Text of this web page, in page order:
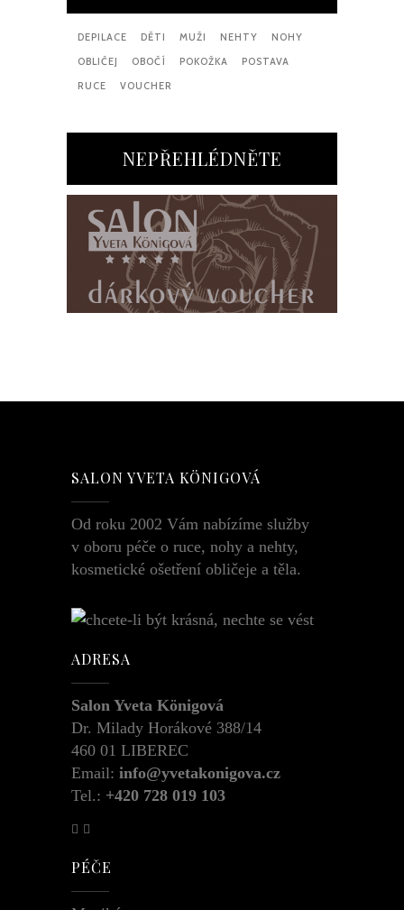
DEPILACE DĚTI MUŽI NEHTY
NOHY
OBLIČEJ
OBOČÍ POKOŽKA
POSTAVA
RUCE
VOUCHER
NEPŘEHLÉDNĚTE
SALON YVETA KÖNIGOVÁ
Od roku 2002 Vám nabízíme služby
v oboru péče o ruce, nohy a nehty,
kosmetické ošetření obličeje a těla.
ADRESA
Salon Yveta Königová
Dr. Milady Horákové 388/14
460 01 LIBEREC
Email: info@yvetakonigova.cz
Tel.: +420 728 019 103
PÉČE